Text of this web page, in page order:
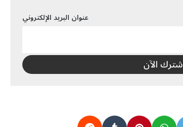
عنوان البريد الإلكتروني